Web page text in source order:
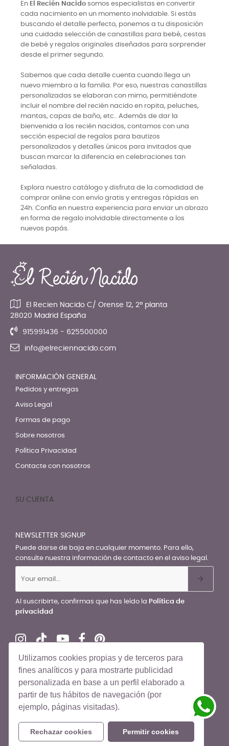
Utilizamos cookies propias y de terceros para
fines analíticos y para mostrarte publicidad
personalizada en base a un perfil elaborado a
partir de tus hábitos de navegación (por
ejemplo, páginas visitadas).
Rechazar cookies Permitir cookies
En El Recién Nacido somos especialistas en convertir
cada nacimiento en un momento inolvidable. Si estás
buscando el detalle perfecto, ponemos a tu disposición
una cuidada selección de canastillas para bebé, cestas
de bebé y regalos originales diseñados para sorprender
desde el primer segundo.
Sabemos que cada detalle cuenta cuando llega un
nuevo miembro a la familia. Por eso, nuestras canastillas
personalizadas se elaboran con mimo, permitiéndote
incluir el nombre del recién nacido en ropita, peluches,
mantas, capas de baño, etc.. Además de dar la
bienvenida a los recién nacidos, contamos con una
sección especial de regalos para bautizos
personalizados y detalles únicos para invitados que
buscan marcar la diferencia en celebraciones tan
señaladas.
Explora nuestro catálogo y disfruta de la comodidad de
comprar online con envío gratis y entregas rápidas en
24h. Confía en nuestra experiencia para enviar un abrazo
en forma de regalo inolvidable directamente a los
nuevos papás.
El Recien Nacido C/ Orense 12, 2ª planta
28020 Madrid España
915991436 - 625500000
info@elreciennacido.com
INFORMACIÓN GENERAL
Pedidos y entregas
Aviso Legal
Formas de pago
Sobre nosotros
Política Privacidad
Contacte con nosotros
SU CUENTA
NEWSLETTER SIGNUP
Puede darse de baja en cualquier momento. Para ello,
consulte nuestra información de contacto en el aviso legal.
Al suscribirte, confirmas que has leído la Política de
privacidad
© El Recién Nacido 2026. Todos los derechos reservados